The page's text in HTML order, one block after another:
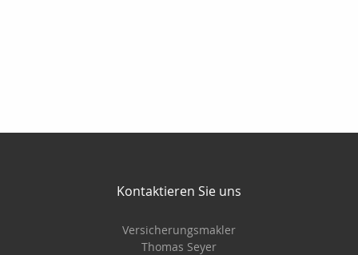
Kontaktieren Sie uns
Versicherungsmakler
Thomas Seyer